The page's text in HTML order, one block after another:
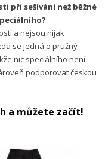
při sešívání než běžné
a nejsou nijak
se jedná o pružný
nic speciálního není
podporovat českou
a můžete začít!